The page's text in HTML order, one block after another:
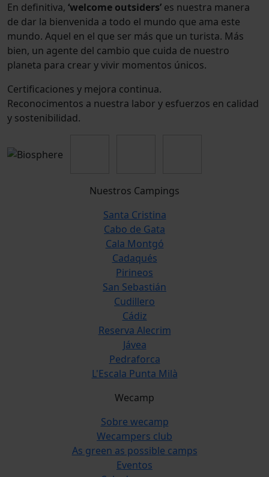
En definitiva, ‘welcome outsiders’ es nuestra manera
de dar la bienvenida a todo el mundo que ama este
mundo. Aquel en el que ser más que un turista. Más
bien, un agente del cambio que cuida de nuestro
planeta para crear y vivir momentos únicos.
Certificaciones y mejora continua.
Reconocimentos a nuestra labor y esfuerzos en calidad
y sostenibilidad.
Nuestros Campings
Santa Cristina
Cabo de Gata
Cala Montgó
Cadaqués
Pirineos
San Sebastián
Cudillero
Cádiz
Reserva Alecrim
Jávea
Pedraforca
L'Escala Punta Milà
Wecamp
Sobre wecamp
Wecampers club
As green as possible camps
Eventos